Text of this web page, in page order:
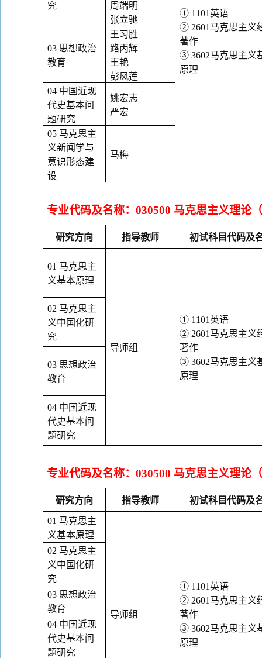
① 1101 英语
② 2601 马克思主义
著作
③ 3602马克思主义
原理
究
周端明
张立驰
03 思想政治
教育
王习胜
路丙辉
王艳
彭凤莲
04 中国近现
代史基本问
题研究
姚宏志
严宏
05 马克思主
义新闻学与
意识形态建
设
马梅
专业代码及名称： 030500 马克思主义理论
研究方向 指导教师 初试科目代码及
01 马克思主
义基本原理
导师组
① 1101 英语
② 2601 马克思主义
著作
③ 3602马克思主义
原理
02 马克思主
义中国化研
究
03 思想政治
教育
04 中国近现
代史基本问
题研究
专业代码及名称： 030500 马克思主义理论
研究方向 指导教师 初试科目代码及
01 马克思主
义基本原理
导师组
① 1101 英语
② 2601 马克思主义
著作
③ 3602马克思主义
原理
02 马克思主
义中国化研
究
03 思想政治
教育
04 中国近现
代史基本问
题研究